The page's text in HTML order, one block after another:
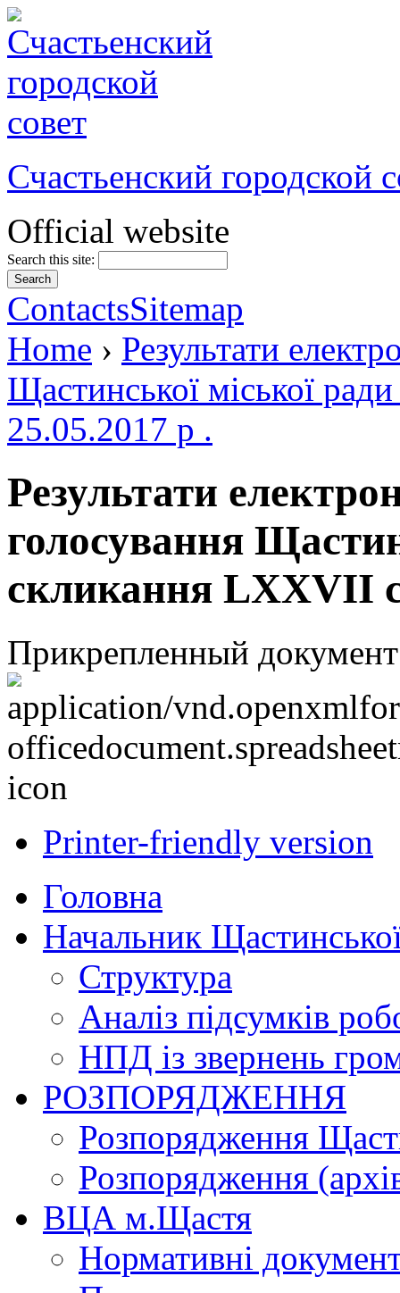
Счастьенский городской
Official website
Search this site:
ContactsSitemap
Home › Результати
Щастинської міської
25.05.2017 р .
Результати
голосування
скликання LXXVII
Прикрепленный
Printer-friendly version
Головна
Начальник
Структура
Аналіз підсумків
НПД із звернень
РОЗПОРЯДЖЕННЯ
Розпорядження
Розпорядження
ВЦА м.Щастя
Нормативні